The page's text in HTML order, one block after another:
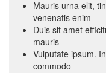
Mauris urna elit,
venenatis enim
Duis sit amet
mauris
Vulputate ipsum.
commodo